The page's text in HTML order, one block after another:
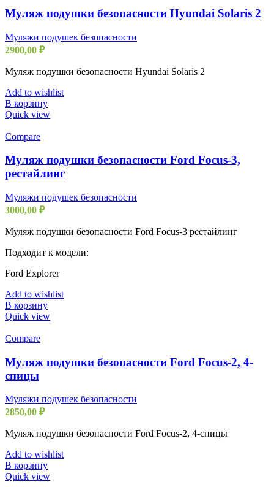
Муляж подушки безопасности Hyundai Solaris 2
Муляжи подушек безопасности
2900,00 ₽
Муляж подушки безопасности Hyundai Solaris 2
Add to wishlist
В корзину
Quick view
Compare
Муляж подушки безопасности Ford Focus-3,
рестайлинг
Муляжи подушек безопасности
3000,00 ₽
Муляж подушки безопасности Ford Focus-3 рестайлинг
Подходит к модели:
Ford Explorer
Add to wishlist
В корзину
Quick view
Compare
Муляж подушки безопасности Ford Focus-2, 4-
спицы
Муляжи подушек безопасности
2850,00 ₽
Муляж подушки безопасности Ford Focus-2, 4-спицы
Add to wishlist
В корзину
Quick view